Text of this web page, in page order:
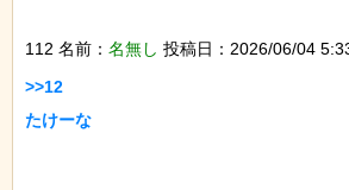
112 名前： 名無し 投稿日：2026/06/04
>>12
たけーな